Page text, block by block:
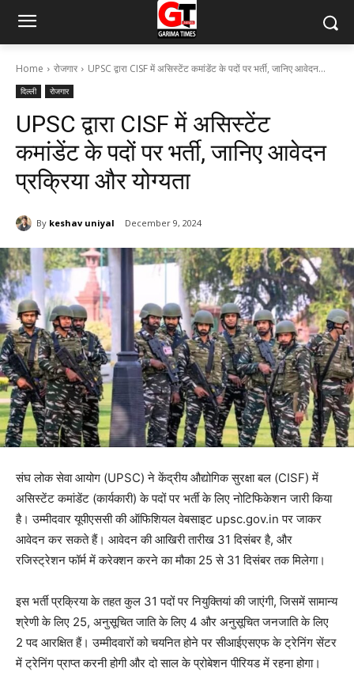
Home रोजगार UPSC द्वारा CISF में असिस्टेंट कमांडेंट के पदों पर भर्ती, जानिए आवेदन...
दिल्ली रोजगार
UPSC द्वारा CISF में असिस्टेंट
कमांडेंट के पदों पर भर्ती, जानिए आवेदन
प्रक्रिया और योग्यता
By keshav uniyal December 9, 2024
संघ लोक सेवा आयोग (UPSC) ने केंद्रीय औद्योगिक सुरक्षा बल (CISF) में
असिस्टेंट कमांडेंट (कार्यकारी) के पदों पर भर्ती के लिए नोटिफिकेशन जारी किया
है। उम्मीदवार यूपीएससी की ऑफिशियल वेबसाइट upsc.gov.in पर जाकर
आवेदन कर सकते हैं। आवेदन की आखिरी तारीख 31 दिसंबर है, और
रजिस्ट्रेशन फॉर्म में करेक्शन करने का मौका 25 से 31 दिसंबर तक मिलेगा।
इस भर्ती प्रक्रिया के तहत कुल 31 पदों पर नियुक्तियां की जाएंगी, जिसमें सामान्य
श्रेणी के लिए 25, अनुसूचित जाति के लिए 4 और अनुसूचित जनजाति के लिए
2 पद आरक्षित हैं। उम्मीदवारों को चयनित होने पर सीआईएसएफ के ट्रेनिंग सेंटर
में ट्रेनिंग प्राप्त करनी होगी और दो साल के प्रोबेशन पीरियड में रहना होगा।